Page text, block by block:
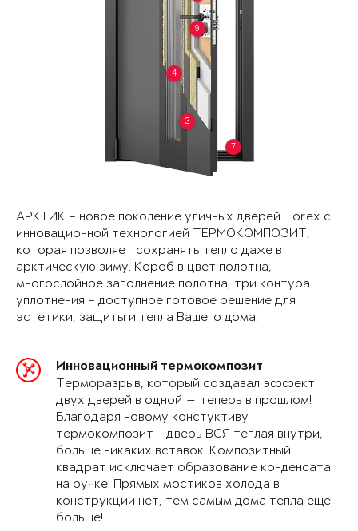
3
4
7
9
АРКТИК – новое поколение уличных дверей Torex с
инновационной технологией ТЕРМОКОМПОЗИТ,
которая позволяет сохранять тепло даже в
арктическую зиму. Короб в цвет полотна,
многослойное заполнение полотна, три контура
уплотнения – доступное готовое решение для
эстетики, защиты и тепла Вашего дома.
Инновационный термокомпозит
Терморазрыв, который создавал эффект
двух дверей в одной — теперь в прошлом!
Благодаря новому констуктиву
термокомпозит - дверь ВСЯ теплая внутри,
больше никаких вставок. Композитный
квадрат исключает образование конденсата
на ручке. Прямых мостиков холода в
конструкции нет, тем самым дома тепла еще
больше!